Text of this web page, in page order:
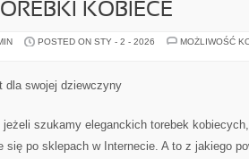
KOBIECE
POSTED ON STY - 2 - 2026
MOŻLIWOŚĆ
dla swojej dziewczyny
szukamy eleganckich torebek
się po sklepach w Internecie. A to z jakiego